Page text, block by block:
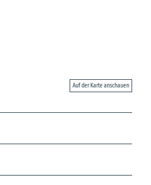
Auf der Karte anschauen